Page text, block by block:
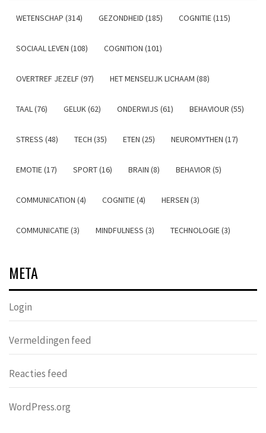
WETENSCHAP (314) GEZONDHEID (185) COGNITIE (115)
SOCIAAL LEVEN (108) COGNITION (101)
OVERTREF JEZELF (97) HET MENSELIJK LICHAAM (88)
TAAL (76) GELUK (62) ONDERWIJS (61) BEHAVIOUR (55)
STRESS (48) TECH (35) ETEN (25) NEUROMYTHEN (17)
EMOTIE (17) SPORT (16) BRAIN (8) BEHAVIOR (5)
COMMUNICATION (4) COGNITIE (4) HERSEN (3)
COMMUNICATIE (3) MINDFULNESS (3) TECHNOLOGIE (3)
META
Login
Vermeldingen feed
Reacties feed
WordPress.org